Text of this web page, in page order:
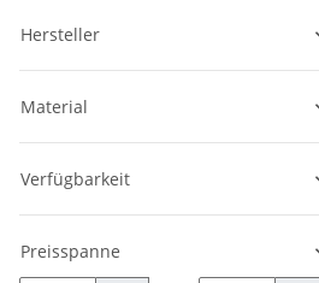
Hersteller
Material
Verfügbarkeit
Preisspanne